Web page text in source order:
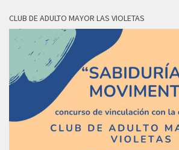
CLUB DE ADULTO MAYOR LAS VIOLETAS